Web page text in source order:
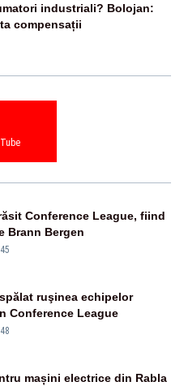
industriali? Bolojan:
compensații
Conference League, fiind
Brann Bergen
ruşinea echipelor
Conference League
mașini electrice din Rabla